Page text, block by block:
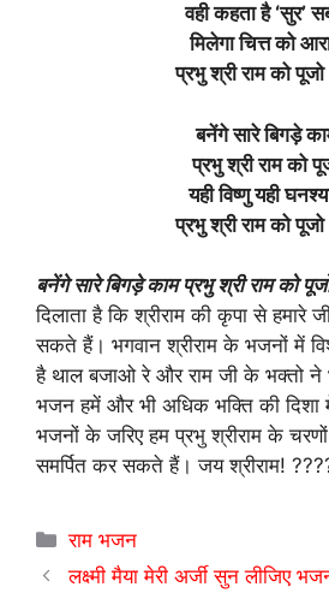
वही कहता है ‘सुर’
मिलेगा चित्त को
प्रभु श्री राम को
बनेंगे सारे बिगड़े
प्रभु श्री राम को
यही विष्णु यही
प्रभु श्री राम को
बनेंगे सारे बिगड़े काम प्रभु श्री राम को
दिलाता है कि श्रीराम की कृपा से हमारे
सकते हैं। भगवान श्रीराम के भजनों में
है थाल बजाओ रे और राम जी के भक्तो ने
भजन हमें और भी अधिक भक्ति की दिशा
भजनों के जरिए हम प्रभु श्रीराम के
समर्पित कर सकते हैं। जय श्रीराम!
Categories
राम भजन
लक्ष्मी मैया मेरी अर्जी सुन लीजिए